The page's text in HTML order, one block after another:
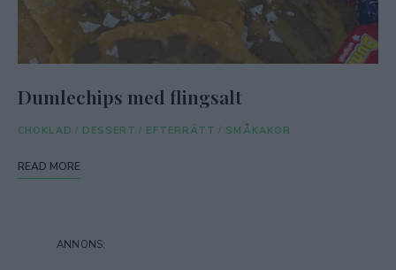
Dumlechips med flingsalt
CHOKLAD / DESSERT / EFTERRÄTT / SMÅKAKOR
READ MORE